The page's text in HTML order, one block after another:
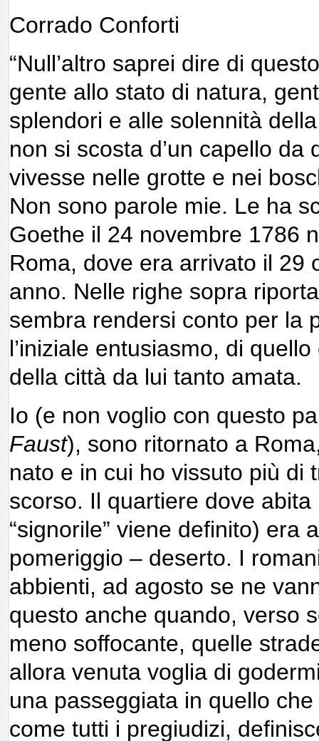
Corrado Conforti
“Null’altro saprei dire di
gente allo stato di natura,
splendori e alle solennità
non si scosta d’un capello da
vivesse nelle grotte e nei
Non sono parole mie. Le ha
Goethe il 24 novembre 1786
Roma, dove era arrivato il 29
anno. Nelle righe sopra
sembra rendersi conto per la
l’iniziale entusiasmo, di
della città da lui tanto amata.
Io (e non voglio con questo
Faust), sono ritornato a
nato e in cui ho vissuto più di
scorso. Il quartiere dove
“signorile” viene definito) era
pomeriggio – deserto. I
abbienti, ad agosto se ne
questo anche quando, verso
meno soffocante, quelle
allora venuta voglia di
una passeggiata in quello
come tutti i pregiudizi,